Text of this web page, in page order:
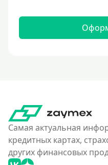
Самая актуальная
кредитных картах,
других финансовых